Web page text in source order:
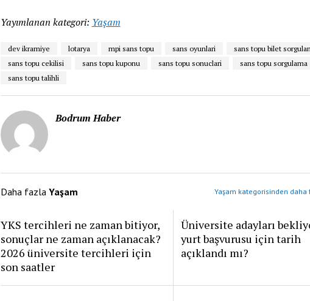
Yayımlanan kategori: Yaşam
dev ikramiye lotarya mpi sans topu sans oyunlari
sans topu bilet
sans topu cekilisi
sans topu kuponu sans topu sonuclari
sans topu sorgulama
sans topu talihli
Bodrum Haber
Daha fazla Yaşam Yaşam kategorisinden daha
YKS tercihleri ne zaman bitiyor,
sonuçlar ne zaman açıklanacak?
2026 üniversite tercihleri için
son saatler
Üniversite adayları
yurt başvurusu için tarih
açıklandı mı?